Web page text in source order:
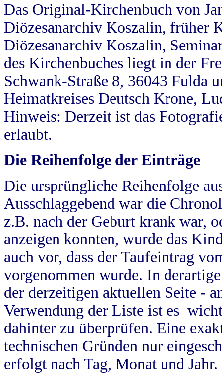
Das Original-Kirchenbuch von
Diözesanarchiv Koszalin, früher
Diözesanarchiv Koszalin,
des Kirchenbuches liegt in der
Schwank-Straße 8, 36043 Fulda
Heimatkreises Deutsch Krone,
Hinweis: Derzeit ist das
erlaubt.
Die Reihenfolge der Einträge
Die ursprüngliche Reihenfolge
Ausschlaggebend war die
z.B. nach der Geburt krank war,
anzeigen konnten, wurde das
auch vor, dass der Taufeintrag
vorgenommen wurde. In
der derzeitigen aktuellen Seite -
Verwendung der Liste ist es
dahinter zu überprüfen. Eine
technischen Gründen nur
erfolgt nach Tag, Monat und Jahr.